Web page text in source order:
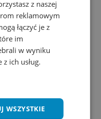
z naszej
reklamowym
łączyć je z
im
w wyniku
ich usług.
WSZYSTKIE